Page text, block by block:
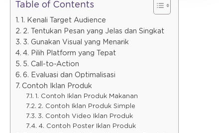
Table of Contents
1. Kenali Target Audience
2. Tentukan Pesan yang Jelas dan Singkat
3. Gunakan Visual yang Menarik
4. Pilih Platform yang Tepat
5. Call-to-Action
6. Evaluasi dan Optimalisasi
Contoh Iklan Produk
1. Contoh Iklan Produk Makanan
2. Contoh Iklan Produk Simple
3. Contoh Video Iklan Produk
4. Contoh Poster Iklan Produk